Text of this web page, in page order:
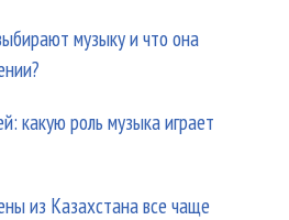
музыку и что она
какую роль музыка играет
из Казахстана все чаще